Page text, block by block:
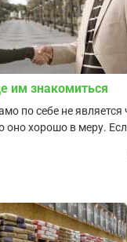
им знакомиться
по себе не является
оно хорошо в меру.